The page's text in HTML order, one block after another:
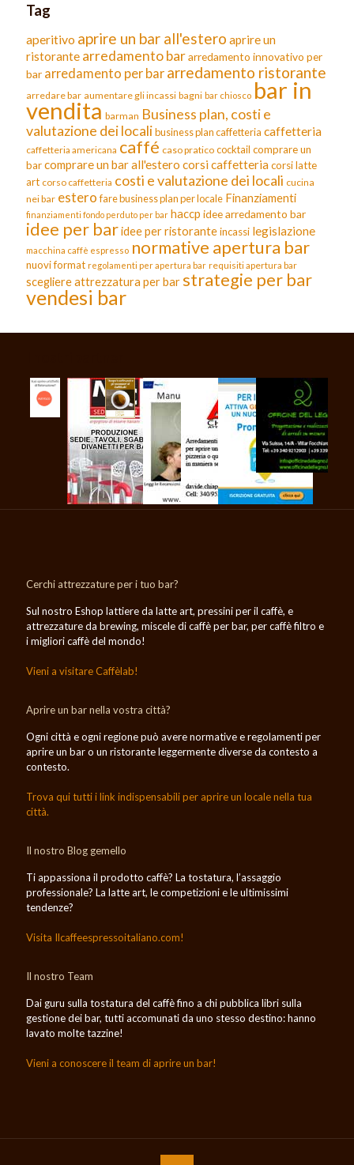
Tag
aperitivo aprire un bar all'estero aprire un
ristorante arredamento bararredamento innovativo per
bar arredamento per bar arredamento ristorante
arredare bar aumentare gli incassi bagni bar chiosco bar in
vendita barman Business plan, costi e
valutazione dei localibusiness plan caffetteria caffetteria
caffetteria americana caffé caso pratico cocktail comprare un
barcomprare un bar all'estero corsi caffetteriacorsi latte
art corso caffetteria costi e valutazione dei locali cucina
nei bar estero fare business plan per locale Finanziamenti
finanziamenti fondo perduto per bar haccp idee arredamento bar
idee per baridee per ristoranteincassi legislazione
macchina caffè espresso normative apertura bar
nuovi format regolamenti per apertura bar requisiti apertura bar
scegliere attrezzatura per bar strategie per bar
vendesi bar
Cerchi attrezzature per i tuo bar?
Sul nostro Eshop lattiere da latte art, pressini per il caffè, e
attrezzature da brewing, miscele di caffè per bar, per caffè filtro e
i migliori caffè del mondo!
Vieni a visitare Caffèlab!
Aprire un bar nella vostra città?
Ogni città e ogni regione può avere normative e regolamenti per
aprire un bar o un ristorante leggermente diverse da contesto a
contesto.
Trova qui tutti i link indispensabili per aprire un locale nella tua
città.
Il nostro Blog gemello
Ti appassiona il prodotto caffè? La tostatura, l’assaggio
professionale? La latte art, le competizioni e le ultimissimi
tendenze?
Visita Ilcaffeespressoitaliano.com!
Il nostro Team
Dai guru sulla tostatura del caffè fino a chi pubblica libri sulla
gestione dei bar, tutti accomunati da uno stesso destino: hanno
lavato molte tazzine!
Vieni a conoscere il team di aprire un bar!